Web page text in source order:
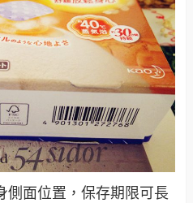
面位置，保存期限可長